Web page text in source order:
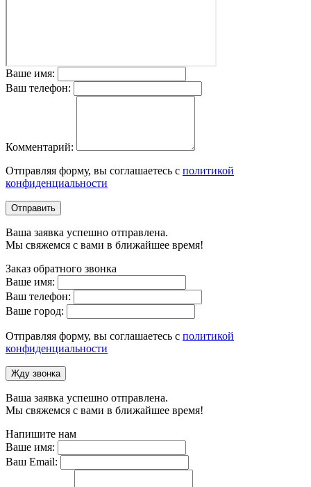
Ваше имя:
Ваш телефон:
Комментарий:
Отправляя форму, вы соглашаетесь с политикой
конфиденциальности
Отправить
Ваша заявка успешно отправлена.
Мы свяжемся с вами в ближайшее время!
Заказ обратного звонка
Ваше имя:
Ваш телефон:
Ваше город:
Отправляя форму, вы соглашаетесь с политикой
конфиденциальности
Жду звонка
Ваша заявка успешно отправлена.
Мы свяжемся с вами в ближайшее время!
Напишите нам
Ваше имя:
Ваш Email: